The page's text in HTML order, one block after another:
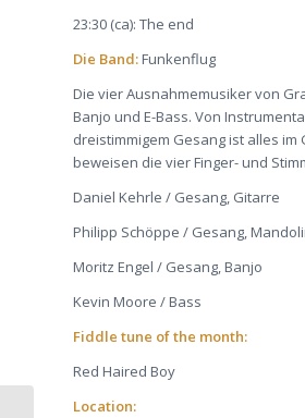
23:30 (ca): The end
Die Band:Funkenflug
Die vier Ausnahmemusiker von
Banjo und E-Bass. Von
dreistimmigem Gesang ist alles
beweisen die vier Finger- und
Daniel Kehrle / Gesang, Gitarre
Philipp Schöppe / Gesang,
Moritz Engel / Gesang, Banjo
Kevin Moore / Bass
Fiddle tune of the month:
Red Haired Boy
Location: